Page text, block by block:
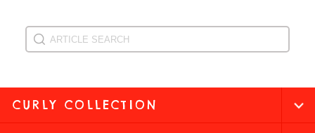
CURLY COLLECTION